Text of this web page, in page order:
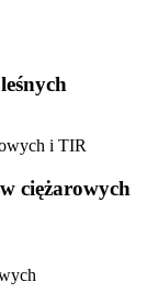
ciężarowych